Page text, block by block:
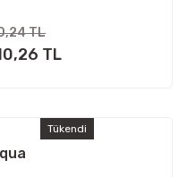
TL
TL
Tükendi